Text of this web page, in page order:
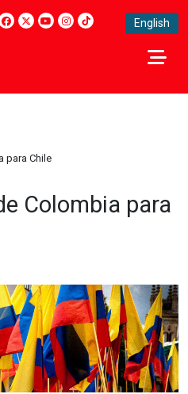
English
para Chile
Colombia para